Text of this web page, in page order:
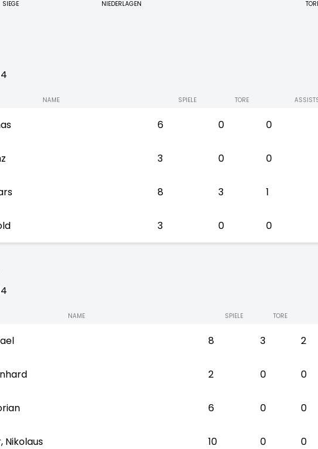
SIEGE NIEDERLAGEN
NAME SPIELE TORE
6 0 0
3 0 0
8 3 1
3 0 0
NAME SPIELE TORE
8 3 2
2 0 0
6 0 0
Nikolaus 10 0 0